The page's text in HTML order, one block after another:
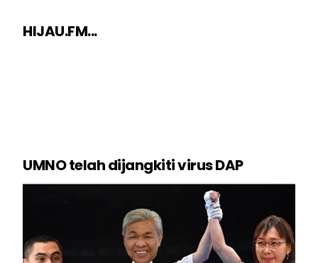
HIJAU.FM...
UMNO telah dijangkiti virus DAP